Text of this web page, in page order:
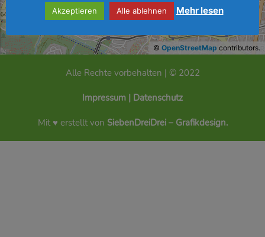
© OpenStreetMap contributors.
Alle Rechte vorbehalten | © 2022
Impressum | Datenschutz
Mit ♥ erstellt von SiebenDreiDrei – Grafikdesign.
Akzeptieren Alle ablehnen Mehr lesen